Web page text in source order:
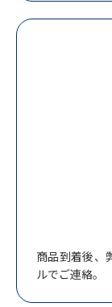
商品到着後、
ルでご連絡。